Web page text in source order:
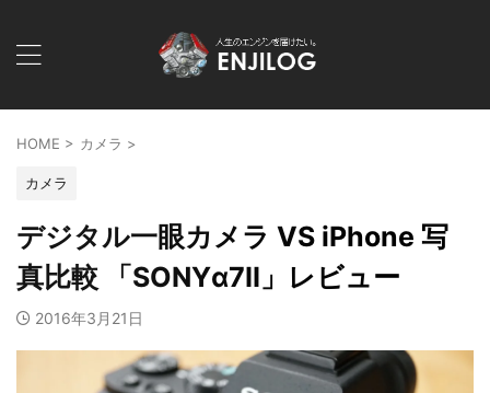
HOME > カメラ >
カメラ
デジタル一眼カメラ VS iPhone 写
真比較 「SONYα7II」レビュー
2016年3月21日